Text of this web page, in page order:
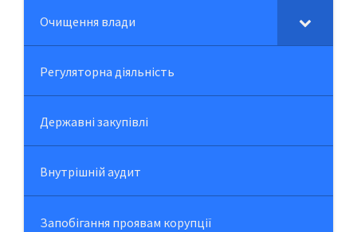
Очищення влади
Регуляторна діяльність
Державні закупівлі
Внутрішній аудит
Запобігання проявам корупції